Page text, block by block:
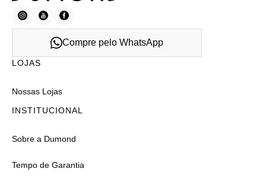
Compre pelo WhatsApp
LOJAS
Nossas Lojas
INSTITUCIONAL
Sobre a Dumond
Tempo de Garantia